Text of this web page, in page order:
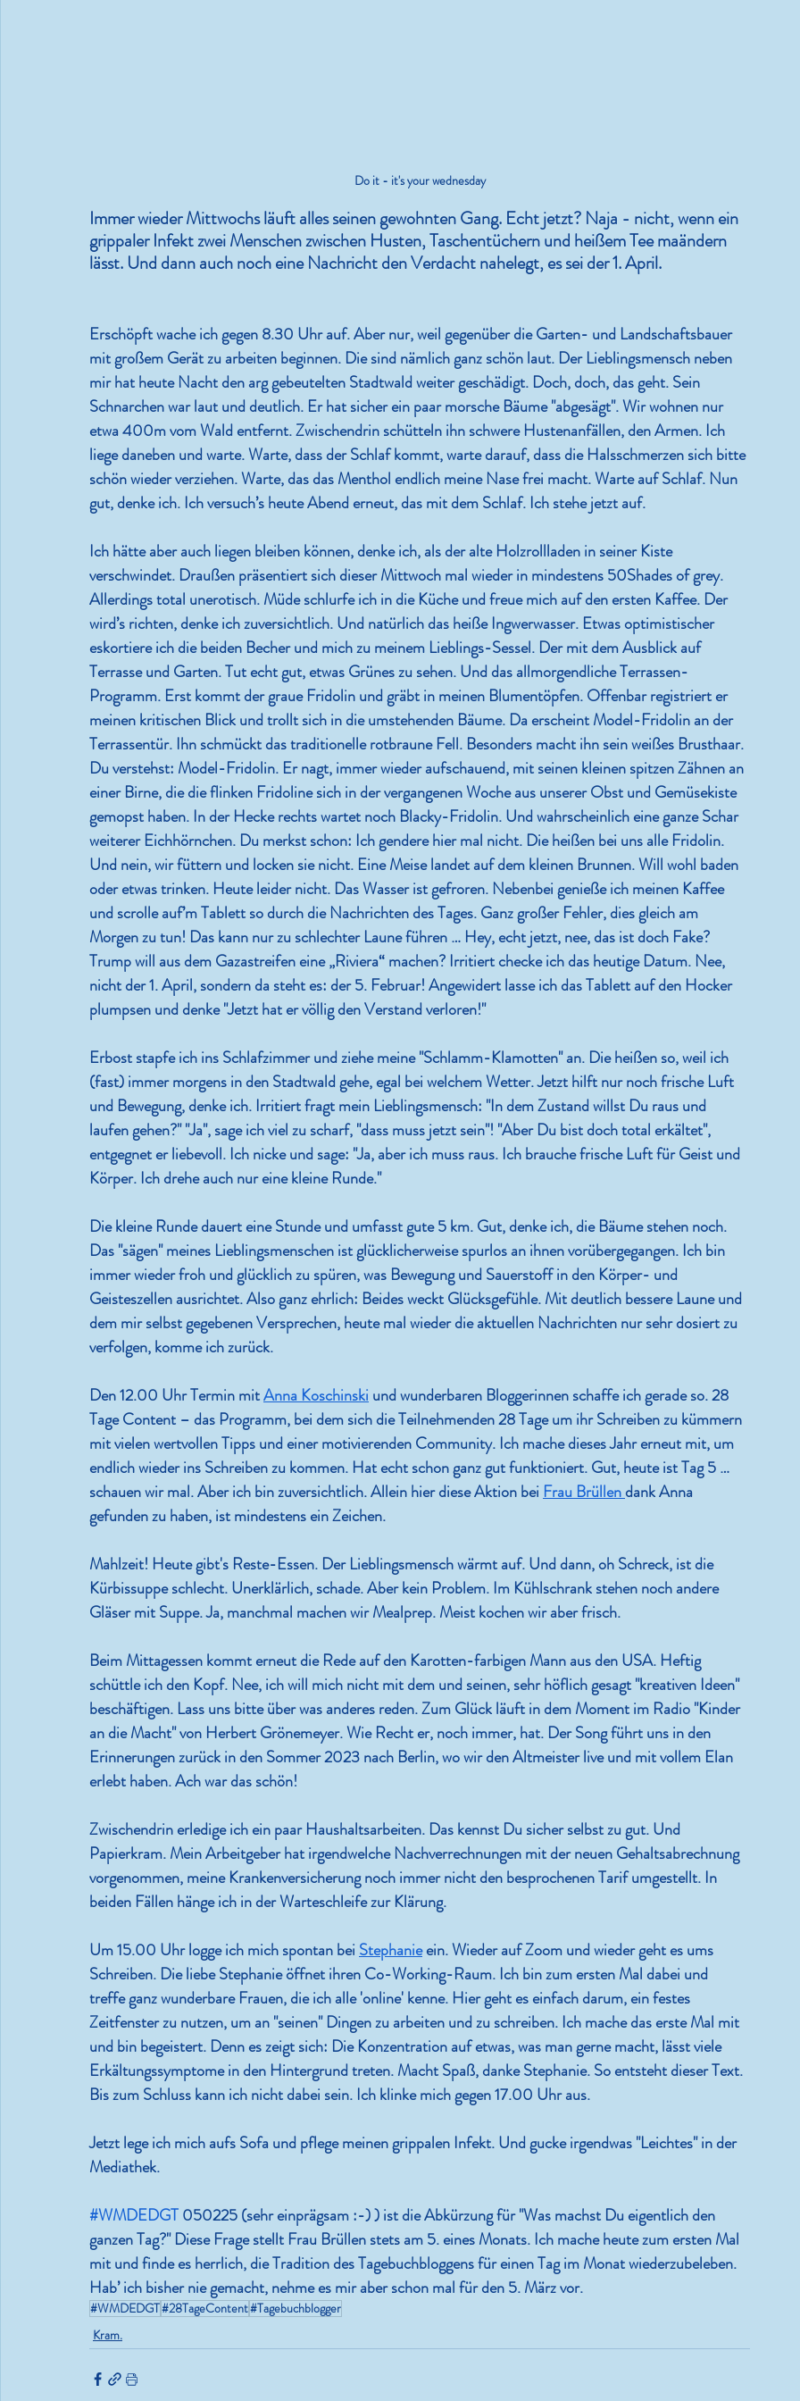
Do it - it's your wednesday
Immer wieder Mittwochs läuft alles seinen gewohnten Gang. Echt jetzt? Naja - nicht, wenn ein
grippaler Infekt zwei Menschen zwischen Husten, Taschentüchern und heißem Tee maändern
lässt. Und dann auch noch eine Nachricht den Verdacht nahelegt, es sei der 1.April.
Erschöpft wache ich gegen 8.30 Uhr auf. Aber nur, weil gegenüber die Garten- und Landschaftsbauer
mit großem Gerät zu arbeiten beginnen. Die sind nämlich ganz schön laut. Der Lieblingsmensch neben
mir hat heute Nacht den arg gebeutelten Stadtwald weiter geschädigt. Doch, doch, das geht. Sein
Schnarchen war laut und deutlich. Er hat sicher ein paar morsche Bäume "abgesägt". Wir wohnen nur
etwa 400m vom Wald entfernt. Zwischendrin schütteln ihn schwere Hustenanfällen, den Armen. Ich
liege daneben und warte. Warte, dass der Schlaf kommt, warte darauf, dass die Halsschmerzen sich bitte
schön wieder verziehen. Warte, das das Menthol endlich meine Nase frei macht. Warte auf Schlaf. Nun
gut, denke ich. Ich versuch’s heute Abend erneut, das mit dem Schlaf. Ich stehe jetzt auf.
Ich hätte aber auch liegen bleiben können, denke ich, als der alte Holzrollladen in seiner Kiste
verschwindet. Draußen präsentiert sich dieser Mittwoch mal wieder in mindestens 50Shades of grey.
Allerdings total unerotisch. Müde schlurfe ich in die Küche und freue mich auf den ersten Kaffee. Der
wird’s richten, denke ich zuversichtlich. Und natürlich das heiße Ingwerwasser. Etwas optimistischer
eskortiere ich die beiden Becher und mich zu meinem Lieblings-Sessel. Der mit dem Ausblick auf
Terrasse und Garten. Tut echt gut, etwas Grünes zu sehen. Und das allmorgendliche Terrassen-
Programm. Erst kommt der graue Fridolin und gräbt in meinen Blumentöpfen. Offenbar registriert er
meinen kritischen Blick und trollt sich in die umstehenden Bäume. Da erscheint Model-Fridolin an der
Terrassentür. Ihn schmückt das traditionelle rotbraune Fell. Besonders macht ihn sein weißes Brusthaar.
Du verstehst: Model-Fridolin. Er nagt, immer wieder aufschauend, mit seinen kleinen spitzen Zähnen an
einer Birne, die die flinken Fridoline sich in der vergangenen Woche aus unserer Obst und Gemüsekiste
gemopst haben. In der Hecke rechts wartet noch Blacky-Fridolin. Und wahrscheinlich eine ganze Schar
weiterer Eichhörnchen. Du merkst schon: Ich gendere hier mal nicht. Die heißen bei uns alle Fridolin.
Und nein, wir füttern und locken sie nicht. Eine Meise landet auf dem kleinen Brunnen. Will wohl baden
oder etwas trinken. Heute leider nicht. Das Wasser ist gefroren. Nebenbei genieße ich meinen Kaffee
und scrolle auf’m Tablett so durch die Nachrichten des Tages. Ganz großer Fehler, dies gleich am
Morgen zu tun! Das kann nur zu schlechter Laune führen … Hey, echt jetzt, nee, das ist doch Fake?
Trump will aus dem Gazastreifen eine „Riviera“ machen? Irritiert checke ich das heutige Datum. Nee,
nicht der 1. April, sondern da steht es: der 5. Februar! Angewidert lasse ich das Tablett auf den Hocker
plumpsen und denke "Jetzt hat er völlig den Verstand verloren!"
Erbost stapfe ich ins Schlafzimmer und ziehe meine "Schlamm-Klamotten" an. Die heißen so, weil ich
(fast) immer morgens in den Stadtwald gehe, egal bei welchem Wetter. Jetzt hilft nur noch frische Luft
und Bewegung, denke ich. Irritiert fragt mein Lieblingsmensch: "In dem Zustand willst Du raus und
laufen gehen?" "Ja", sage ich viel zu scharf, "dass muss jetzt sein"! "Aber Du bist doch total erkältet",
entgegnet er liebevoll. Ich nicke und sage: "Ja, aber ich muss raus. Ich brauche frische Luft für Geist und
Körper. Ich drehe auch nur eine kleine Runde."
Die kleine Runde dauert eine Stunde und umfasst gute 5 km. Gut, denke ich, die Bäume stehen noch.
Das "sägen" meines Lieblingsmenschen ist glücklicherweise spurlos an ihnen vorübergegangen. Ich bin
immer wieder froh und glücklich zu spüren, was Bewegung und Sauerstoff in den Körper- und
Geisteszellen ausrichtet. Also ganz ehrlich: Beides weckt Glücksgefühle. Mit deutlich bessere Laune und
dem mir selbst gegebenen Versprechen, heute mal wieder die aktuellen Nachrichten nur sehr dosiert zu
verfolgen, komme ich zurück.
Den 12.00 Uhr Termin mit Anna Koschinski und wunderbaren Bloggerinnen schaffe ich gerade so. 28
Tage Content – das Programm, bei dem sich die Teilnehmenden 28 Tage um ihr Schreiben zu kümmern
mit vielen wertvollen Tipps und einer motivierenden Community. Ich mache dieses Jahr erneut mit, um
endlich wieder ins Schreiben zu kommen. Hat echt schon ganz gut funktioniert. Gut, heute ist Tag 5 …
schauen wir mal. Aber ich bin zuversichtlich. Allein hier diese Aktion bei Frau Brüllen dank Anna
gefunden zu haben, ist mindestens ein Zeichen.
Mahlzeit! Heute gibt's Reste-Essen. Der Lieblingsmensch wärmt auf. Und dann, oh Schreck, ist die
Kürbissuppe schlecht. Unerklärlich, schade. Aber kein Problem. Im Kühlschrank stehen noch andere
Gläser mit Suppe. Ja, manchmal machen wir Mealprep. Meist kochen wir aber frisch.
Beim Mittagessen kommt erneut die Rede auf den Karotten-farbigen Mann aus den USA. Heftig
schüttle ich den Kopf. Nee, ich will mich nicht mit dem und seinen, sehr höflich gesagt "kreativen Ideen"
beschäftigen. Lass uns bitte über was anderes reden. Zum Glück läuft in dem Moment im Radio "Kinder
an die Macht" von Herbert Grönemeyer. Wie Recht er, noch immer, hat. Der Song führt uns in den
Erinnerungen zurück in den Sommer 2023 nach Berlin, wo wir den Altmeister live und mit vollem Elan
erlebt haben. Ach war das schön!
Zwischendrin erledige ich ein paar Haushaltsarbeiten. Das kennst Du sicher selbst zu gut. Und
Papierkram. Mein Arbeitgeber hat irgendwelche Nachverrechnungen mit der neuen Gehaltsabrechnung
vorgenommen, meine Krankenversicherung noch immer nicht den besprochenen Tarif umgestellt. In
beiden Fällen hänge ich in der Warteschleife zur Klärung.
Um 15.00 Uhr logge ich mich spontan bei Stephanie ein. Wieder auf Zoom und wieder geht es ums
Schreiben. Die liebe Stephanie öffnet ihren Co-Working-Raum. Ich bin zum ersten Mal dabei und
treffe ganz wunderbare Frauen, die ich alle 'online' kenne. Hier geht es einfach darum, ein festes
Zeitfenster zu nutzen, um an "seinen" Dingen zu arbeiten und zu schreiben. Ich mache das erste Mal mit
und bin begeistert. Denn es zeigt sich: Die Konzentration auf etwas, was man gerne macht, lässt viele
Erkältungssymptome in den Hintergrund treten. Macht Spaß, danke Stephanie. So entsteht dieser Text.
Bis zum Schluss kann ich nicht dabei sein. Ich klinke mich gegen 17.00 Uhr aus.
Jetzt lege ich mich aufs Sofa und pflege meinen grippalen Infekt. Und gucke irgendwas "Leichtes" in der
Mediathek.
#WMDEDGT 050225 (sehr einprägsam :-) ) ist die Abkürzung für "Was machst Du eigentlich den
ganzen Tag?" Diese Frage stellt Frau Brüllen stets am 5. eines Monats. Ich mache heute zum ersten Mal
mit und finde es herrlich, die Tradition des Tagebuchbloggens für einen Tag im Monat wiederzubeleben.
Hab’ ich bisher nie gemacht, nehme es mir aber schon mal für den 5. März vor.
#WMDEDGT#28TageContent#Tagebuchblogger
Kram.